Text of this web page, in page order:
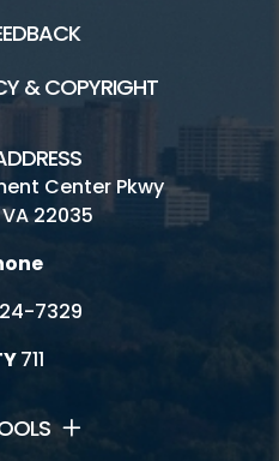
& COPYRIGHT
Center Pkwy
22035
7329
711